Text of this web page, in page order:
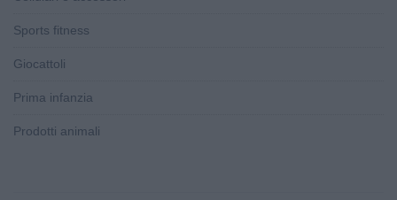
Sports fitness
Giocattoli
Prima infanzia
Prodotti animali